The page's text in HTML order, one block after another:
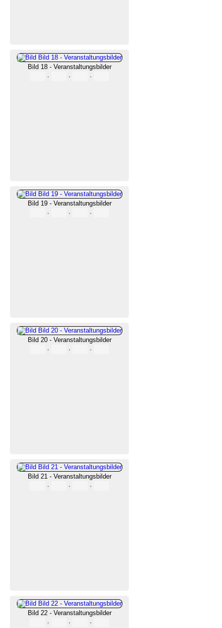
Bild 18 - Veranstaltungsbilder
·
· ·
Bild 19 - Veranstaltungsbilder
·
· ·
Bild 20 - Veranstaltungsbilder
·
· ·
Bild 21 - Veranstaltungsbilder
·
· ·
Bild 22 - Veranstaltungsbilder
·
· ·